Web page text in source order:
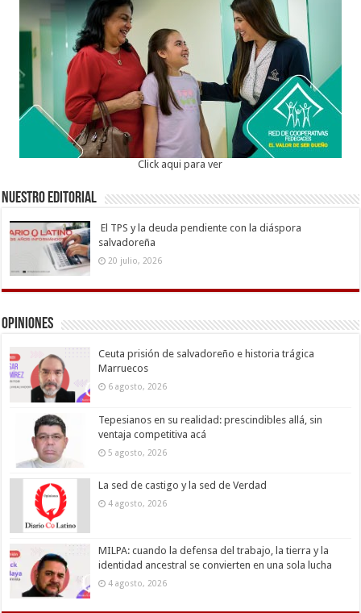
Click aqui para ver
Nuestro Editorial
El TPS y la deuda pendiente con la diáspora
salvadoreña
20 julio, 2026
Opiniones
Ceuta prisión de salvadoreño e historia trágica
Marruecos
6 agosto, 2026
Tepesianos en su realidad: prescindibles allá, sin
ventaja competitiva acá
5 agosto, 2026
La sed de castigo y la sed de Verdad
4 agosto, 2026
MILPA: cuando la defensa del trabajo, la tierra y la
identidad ancestral se convierten en una sola lucha
4 agosto, 2026